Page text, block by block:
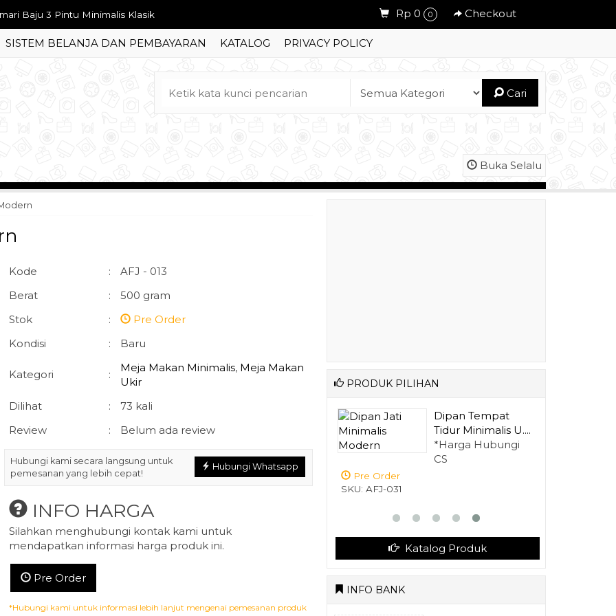
Baju 3 Pintu Minimalis Klasik
Pakaian 3 Pintu Jati Ukir Jepara
Pakaian Gold Arabian Ukir Mewah
Pakaian Minimalis Putih Gading Estetik
Pakaian Piramid Jati Minimalis Elegan
Rp 0 0 Checkout
SISTEM BELANJA DAN PEMBAYARAN KATALOG PRIVACY POLICY
Cari
Buka Selalu
Kode :
AFJ - 013
Berat
:
500 gram
Stok
:
Pre Order
Kondisi
: Baru
Kategori :
Meja Makan Minimalis, Meja Makan
Ukir
Dilihat
:
73 kali
Review
: Belum ada review
Hubungi Whatsapp
Hubungi kami secara langsung untuk
pemesanan yang lebih cepat!
INFO HARGA
Silahkan menghubungi kontak kami untuk
mendapatkan informasi harga produk ini.
Pre Order
*Hubungi kami untuk informasi lebih lanjut mengenai pemesanan produk
PRODUK PILIHAN
Ukiran Jepara
CS
CS
Pre Order
Dipan Tempat
Tidur Minimalis U....
*Harga Hubungi
CS
Pre Order
SKU: AFJ-031
Katalog Produk
INFO BANK